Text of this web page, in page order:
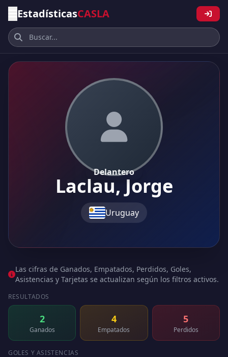
EstadísticasCASLA
Delantero
Laclau, Jorge
Uruguay
Las cifras de Ganados, Empatados, Perdidos, Goles,
Asistencias y Tarjetas se actualizan según los filtros activos.
RESULTADOS
2
Ganados
4
Empatados
5
Perdidos
GOLES Y ASISTENCIAS